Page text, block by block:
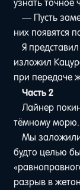
узнать точное
— Пусть
них появятся
Я
изложил
при передаче
Часть 2
Лайнер
тёмному морю.
Мы заложили
будто целью
разрыв в